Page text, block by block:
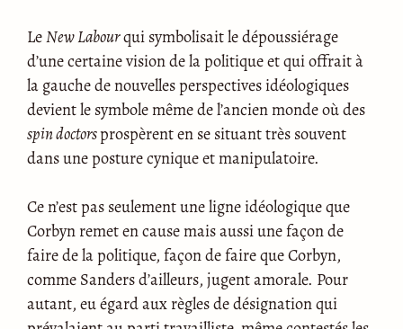
LeNew Labourqui symbolisait le dépoussiérage
d’une certaine vision de la politique et qui offrait à
la gauche de nouvelles perspectives idéologiques
devient le symbole même de l’ancien monde où des
spin doctorsprospèrent en se situant très souvent
dans une posture cynique et manipulatoire.
Ce n’est pas seulement une ligne idéologique que
Corbyn remet en cause mais aussi une façon de
faire de la politique, façon de faire que Corbyn,
comme Sanders d’ailleurs, jugent amorale. Pour
autant, eu égard aux règles de désignation qui